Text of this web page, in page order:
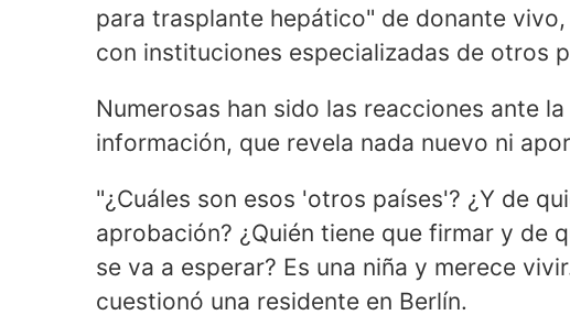
para trasplante hepático" de donante
con instituciones especializadas de otros
Numerosas han sido las reacciones ante
información, que revela nada nuevo ni
"¿Cuáles son esos 'otros países'? ¿Y de
aprobación? ¿Quién tiene que firmar y de
se va a esperar? Es una niña y merece
cuestionó una residente en Berlín.